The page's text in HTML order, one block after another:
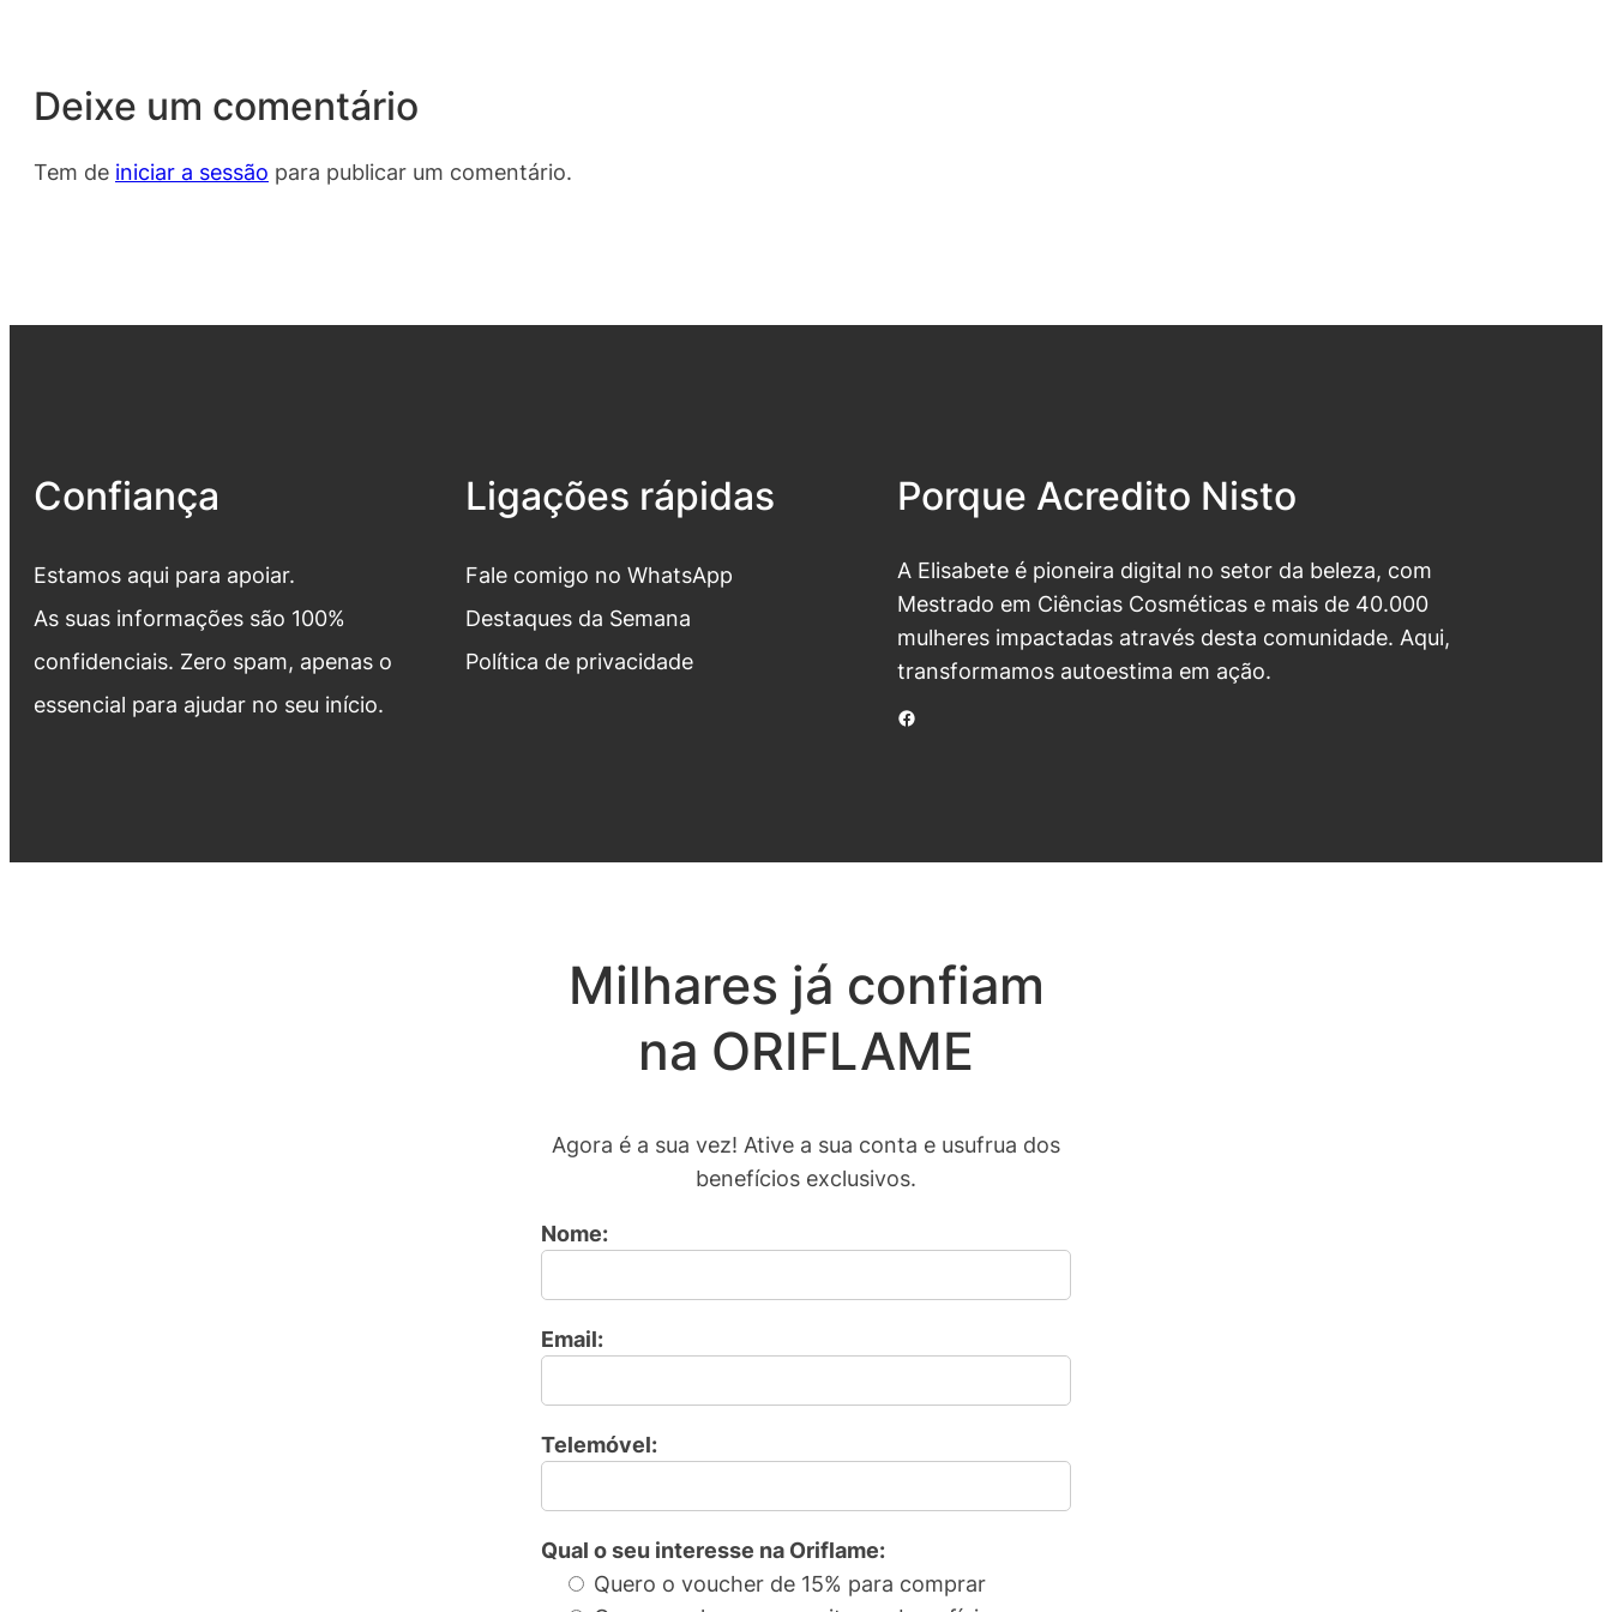
Deixe um comentário
Tem de iniciar a sessão para publicar um comentário.
Confiança
Estamos aqui para apoiar.
As suas informações são 100%
confidenciais. Zero spam, apenas o
essencial para ajudar no seu início.
Ligações rápidas
Fale comigo no WhatsApp
Destaques da Semana
Política de privacidade
Porque Acredito Nisto
A Elisabete é pioneira digital no setor da beleza, com
Mestrado em Ciências Cosméticas e mais de 40.000
mulheres impactadas através desta comunidade. Aqui,
transformamos autoestima em ação.
Facebook
Milhares já confiam
na ORIFLAME
Agora é a sua vez! Ative a sua conta e usufrua dos
benefícios exclusivos.
Nome:
Email:
Telemóvel:
Qual o seu interesse na Oriflame:
Quero o voucher de 15% para comprar